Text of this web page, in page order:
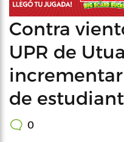
Contra
UPR de
de
0